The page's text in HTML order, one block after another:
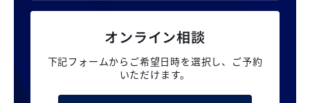
オンライン相談
下記フォームからご希望日時を選択し、 ご予約
いただけます。